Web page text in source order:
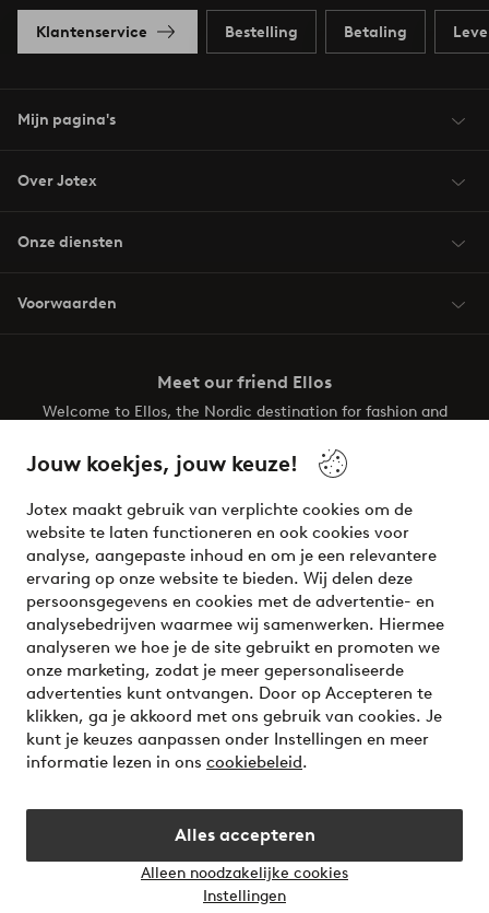
Jouw koekjes, jouw keuze!
Jotex maakt gebruik van verplichte cookies om de
website te laten functioneren en ook cookies voor
analyse, aangepaste inhoud en om je een relevantere
ervaring op onze website te bieden. Wij delen deze
persoonsgegevens en cookies met de advertentie- en
analysebedrijven waarmee wij samenwerken. Hiermee
analyseren we hoe je de site gebruikt en promoten we
onze marketing, zodat je meer gepersonaliseerde
advertenties kunt ontvangen. Door op Accepteren te
klikken, ga je akkoord met ons gebruik van cookies. Je
kunt je keuzes aanpassen onder Instellingen en meer
informatie lezen in ons cookiebeleid.
Alles accepteren
Alleen noodzakelijke cookies
Instellingen
Klantenservice Bestelling Betaling
Mijn pagina's
Over Jotex
Onze diensten
Voorwaarden
Meet our friend Ellos
Welcome to Ellos, the Nordic destination for fashion and
your wardrobe. Your next inspiring look is here!
Veilig betalen - Nu betalen of opsplitsen
Wil je meer weten over onze betaalopties?